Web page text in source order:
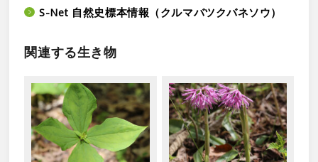
S-Net 自然史標本情報（クルマバツクバネソウ）
関連する生き物